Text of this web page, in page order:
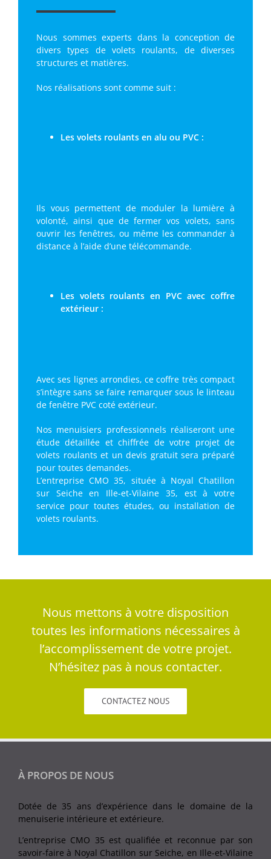
Nous sommes experts dans la conception de
divers types de volets roulants, de diverses
structures et matières.
Nos réalisations sont comme suit :
Les volets roulants en alu ou PVC :
Ils vous permettent de moduler la lumière à
volonté, ainsi que de fermer vos volets, sans
ouvrir les fenêtres, ou même les commander à
distance à l’aide d’une télécommande.
Les volets roulants en PVC avec coffre
extérieur :
Avec ses lignes arrondies, ce coffre très compact
s’intègre sans se faire remarquer sous le linteau
de fenêtre PVC coté extérieur.
Nos menuisiers professionnels réaliseront une
étude détaillée et chiffrée de votre projet de
volets roulants et un devis gratuit sera préparé
pour toutes demandes.
L’entreprise CMO 35, située à Noyal Chatillon
sur Seiche en Ille-et-Vilaine 35, est à votre
service pour toutes études, ou installation de
volets roulants.
Nous mettons à votre disposition
toutes les informations nécessaires à
l’accomplissement de votre projet.
N’hésitez pas à nous contacter.
CONTACTEZ NOUS
À PROPOS DE NOUS
Dotée de 35 ans d’expérience dans le domaine de la
menuiserie intérieure et extérieure.
L’entreprise CMO 35 est qualifiée et reconnue par son
savoir-faire à Noyal Chatillon sur Seiche, en Ille-et-Vilaine